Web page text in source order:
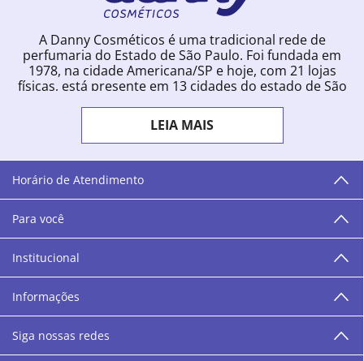
A Danny Cosméticos é uma tradicional rede de
perfumaria do Estado de São Paulo. Foi fundada em
1978, na cidade Americana/SP e hoje, com 21 lojas
físicas, está presente em 13 cidades do estado de São
começou a vender para todo o território brasileiro.
Com uma infinidade de marcas e a filosofia de vender
produtos que vão do popular ao luxo, a Danny
Cosméticos mantém parceria com aproximadamente
300 grandes fornecedores e lançamentos diários na
área de beleza. São 12 centros técnicos que oferecem
programação semanal de cursos e encontros.
“O varejo corre nas nossas veias como nossos valores
humanos, éticos e morais. E que o branco e o azul anil,
as cores da Danny Cosméticos, possam continuar
transmitindo paz e harmonia para todos vocês!”
LEIA MAIS
Horário de Atendimento
Para você
Institucional
Informações
Siga nossas redes